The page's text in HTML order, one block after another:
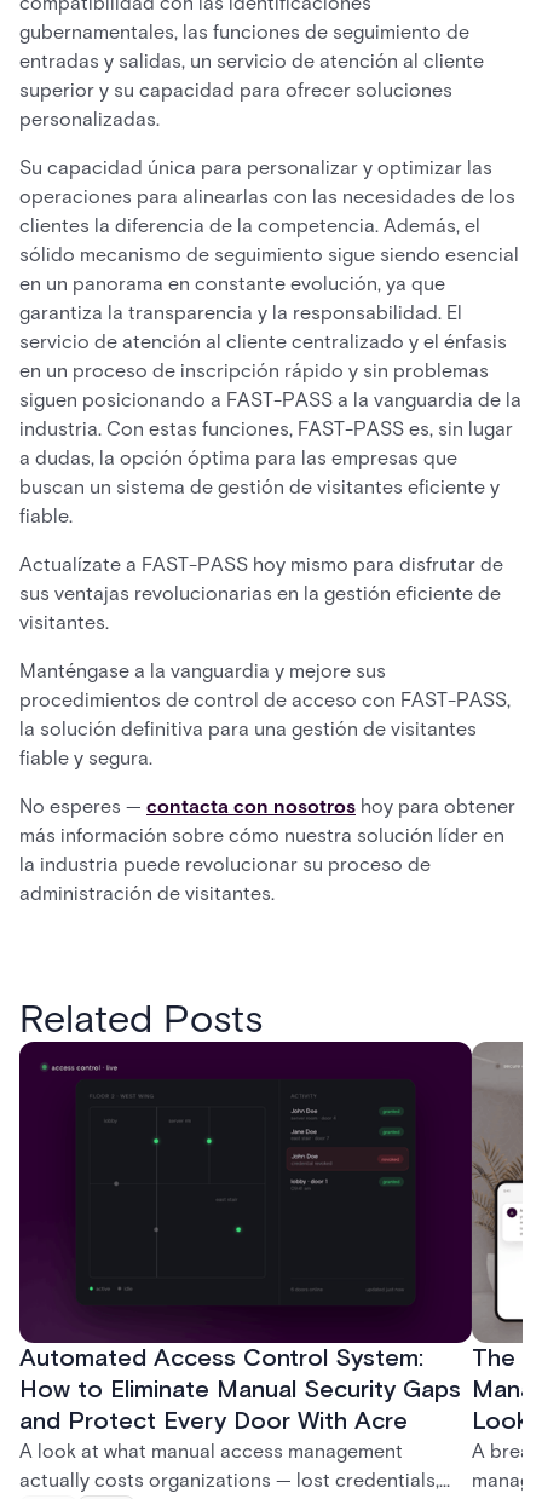
gubernamentales, las funciones de seguimiento de
entradas y salidas, un servicio de atención al cliente
superior y su capacidad para ofrecer soluciones
personalizadas.
Su capacidad única para personalizar y optimizar las
operaciones para alinearlas con las necesidades de los
clientes la diferencia de la competencia. Además, el
sólido mecanismo de seguimiento sigue siendo esencial
en un panorama en constante evolución, ya que
garantiza la transparencia y la responsabilidad. El
servicio de atención al cliente centralizado y el énfasis
en un proceso de inscripción rápido y sin problemas
siguen posicionando a FAST-PASS a la vanguardia de la
industria. Con estas funciones, FAST-PASS es, sin lugar
a dudas, la opción óptima para las empresas que
buscan un sistema de gestión de visitantes eficiente y
fiable.
Actualízate a FAST-PASS hoy mismo para disfrutar de
sus ventajas revolucionarias en la gestión eficiente de
visitantes.
Manténgase a la vanguardia y mejore sus
procedimientos de control de acceso con FAST-PASS,
la solución definitiva para una gestión de visitantes
fiable y segura.
No esperes — contacta con nosotros hoy para obtener
más información sobre cómo nuestra solución líder en
la industria puede revolucionar su proceso de
administración de visitantes.
Related Posts
Automated Access Control System:
How to Eliminate Manual Security Gaps
and Protect Every Door With Acre
A look at what manual access management
actually costs organizations — lost credentials,
The
Look
A